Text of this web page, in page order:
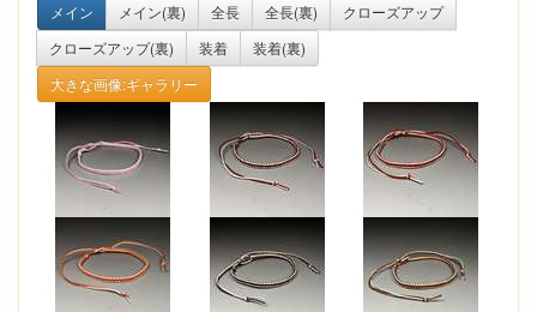
メイン
メイン(裏) 全長 全長(裏)
クローズアップ
クローズアップ(裏)
装着
装着(裏)
大きな画像:ギャラリー